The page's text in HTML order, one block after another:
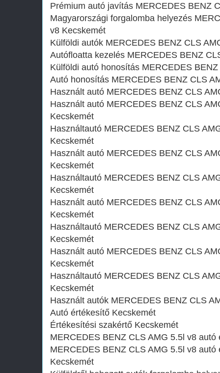
Prémium autó javítás MERCEDES BENZ
Magyarországi forgalomba helyezés
v8 Kecskemét
Külföldi autók‎ MERCEDES BENZ CLS
Autófloatta kezelés MERCEDES BENZ
Külföldi autó honosítás MERCEDES
Autó honosítás MERCEDES BENZ CLS
Használt autó‎ MERCEDES BENZ CLS
Használt autó‎ MERCEDES BENZ CLS
Kecskemét
Használtautó‎ MERCEDES BENZ CLS
Kecskemét
Használt autó‎ MERCEDES BENZ CLS
Kecskemét
Használtautó‎ MERCEDES BENZ CLS
Kecskemét
Használt autó‎ MERCEDES BENZ CLS
Kecskemét
Használtautó‎ MERCEDES BENZ CLS
Kecskemét
Használt autó‎ MERCEDES BENZ CLS
Kecskemét
Használtautó‎ MERCEDES BENZ CLS
Kecskemét
Használt autó‎k MERCEDES BENZ CLS
Autó értékesítő Kecskemét
Értékesítési szakértő Kecskemét
MERCEDES BENZ CLS AMG 5.5l v8
MERCEDES BENZ CLS AMG 5.5l v8
Kecskemét